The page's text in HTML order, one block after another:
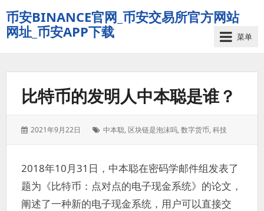
币安BINANCE官网_币安交易所官方网站
网址_币安APP下载
菜单
比特币的发明人中本聪是谁？
发
2021年9月22日
标
中本聪,区块链是泡沫吗,数字货币,科技
2018年10月31日，中本聪在密码学邮件组发表了
题为《比特币：点对点的电子现金系统》的论文，
阐述了一种新的电子现金系统，用户可以直接交